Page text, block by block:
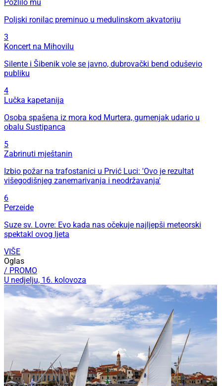
Pozlilo mu
Poljski ronilac preminuo u medulinskom akvatoriju
3
Koncert na Mihovilu
Silente i Šibenik vole se javno, dubrovački bend oduševio
publiku
4
Lučka kapetanija
Osoba spašena iz mora kod Murtera, gumenjak udario u
obalu Sustipanca
5
Zabrinuti mještanin
Izbio požar na trafostanici u Prvić Luci: 'Ovo je rezultat
višegodišnjeg zanemarivanja i neodržavanja'
6
Perzeide
Suze sv. Lovre: Evo kada nas očekuje najljepši meteorski
spektakl ovog ljeta
VIŠE
Oglas
/ PROMO
U nedjelju, 16. kolovoza